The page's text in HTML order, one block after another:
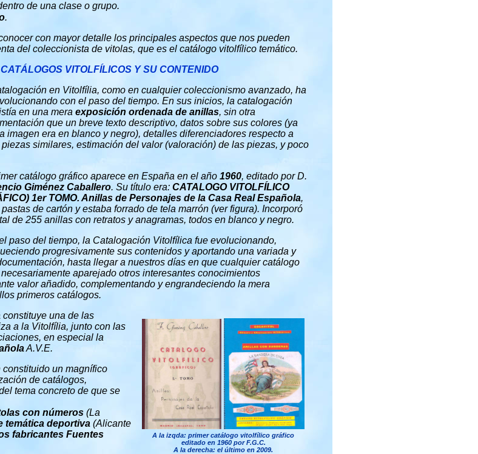
de una clase o grupo.
.
con mayor detalle los principales aspectos que nos pueden
del coleccionista de vitolas, que es el catálogo vitolfílico temático.
VITOLFÍLICOS Y SU CONTENIDO
en Vitolfília, como en cualquier coleccionismo avanzado, ha
con el paso del tiempo. En sus inicios, la catalogación
en una mera exposición ordenada de anillas, sin otra
que un breve texto descriptivo, datos sobre sus colores (ya
imagen era en blanco y negro), detalles diferenciadores respecto a
piezas similares, estimación del valor (valoración) de las piezas, y poco
catálogo gráfico aparece en España en el año 1960, editado por D.
Giménez Caballero. Su título era: CATALOGO VITOLFÍLICO
1er TOMO. Anillas de Personajes de la Casa Real Española,
de cartón y estaba forrado de tela marrón (ver figura). Incorporó
de 255 anillas con retratos y anagramas, todos en blanco y negro.
paso del tiempo, la Catalogación Vitolfílica fue evolucionando,
progresivamente sus contenidos y aportando una variada y
hasta llegar a nuestros días en que cualquier catálogo
aparejado otros interesantes conocimientos
valor añadido, complementando y engrandeciendo la mera
primeros catálogos.
A la izqda: primer catálogo vitolfílico gráfico
editado en 1960 por F.G.C.
A la derecha: el último en 2009.
constituye una de las
a la Vitolfília, junto con las
en especial la
A.V.E.
constituido un magnífico
de catálogos,
tema concreto de que se
con números (La
temática deportiva (Alicante
fabricantes Fuentes